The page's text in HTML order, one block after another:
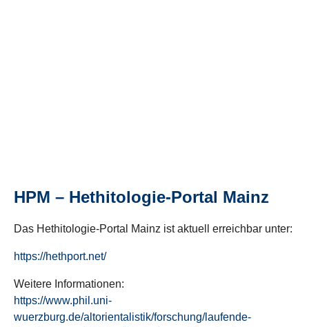
HPM – Hethitologie-Portal Mainz
Das Hethitologie-Portal Mainz ist aktuell erreichbar unter:
https://hethport.net/
Weitere Informationen:
https://www.phil.uni-
wuerzburg.de/altorientalistik/forschung/laufende-